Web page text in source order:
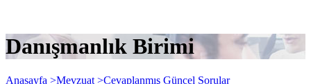
Danışmanlık Birimi
Anasayfa >Mevzuat >Cevaplanmış Güncel Sorular